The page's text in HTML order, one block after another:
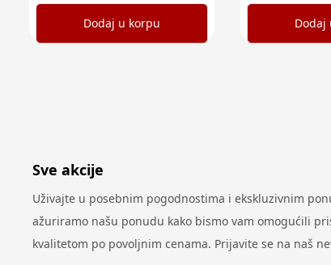
Dodaj u korpu Dodaj
Sve akcije
Uživajte u posebnim pogodnostima i ekskluzivnim
ažuriramo našu ponudu kako bismo vam omogućili
kvalitetom po povoljnim cenama. Prijavite se na naš